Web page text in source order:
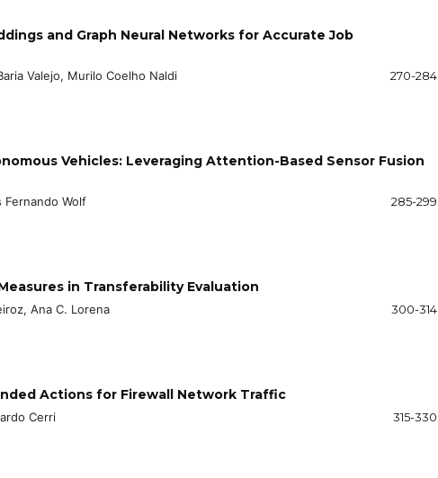
and Graph Neural Networks for Accurate Job
Valejo, Murilo Coelho Naldi 270-284
Vehicles: Leveraging Attention-Based Sensor Fusion
Fernando Wolf 285-299
in Transferability Evaluation
Ana C. Lorena 300-314
Actions for Firewall Network Traffic
Cerri 315-330